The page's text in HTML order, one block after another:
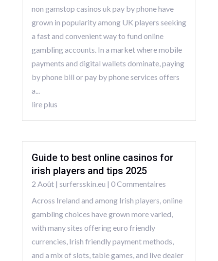
non gamstop casinos uk pay by phone have
grown in popularity among UK players seeking
a fast and convenient way to fund online
gambling accounts. In a market where mobile
payments and digital wallets dominate, paying
by phone bill or pay by phone services offers
a...
lire plus
Guide to best online casinos for
irish players and tips 2025
2 Août| surfersskin.eu | 0 Commentaires
Across Ireland and among Irish players, online
gambling choices have grown more varied,
with many sites offering euro friendly
currencies, Irish friendly payment methods,
and a mix of slots, table games, and live dealer